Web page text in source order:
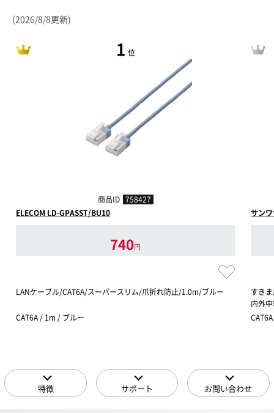
(2026/8/8更新)
1 位
商品ID 758427
ELECOM LD-GPASST/BU10
740円
LANケーブル/CAT6A/スーパースリム/爪折れ防止/1.0m/ブルー
CAT6A / 1m / ブルー
サン
すき
内外
CAT6A
特徴 サポート お問い合わせ